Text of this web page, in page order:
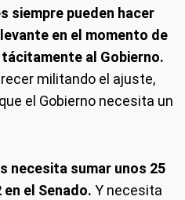
siempre pueden hacer
en el momento de
al Gobierno.
militando el ajuste,
el Gobierno necesita un
necesita sumar unos 25
el Senado. Y necesita